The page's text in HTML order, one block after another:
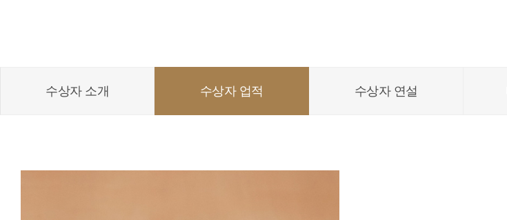
수상자 소개 수상자 업적 수상자 연설